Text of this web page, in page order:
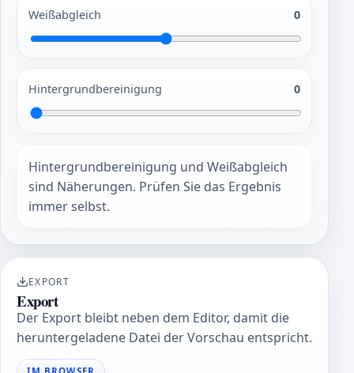
Weißabgleich 0
Hintergrundbereinigung 0
Hintergrundbereinigung und Weißabgleich
sind Näherungen. Prüfen Sie das Ergebnis
immer selbst.
EXPORT
Export
Der Export bleibt neben dem Editor, damit die
heruntergeladene Datei der Vorschau entspricht.